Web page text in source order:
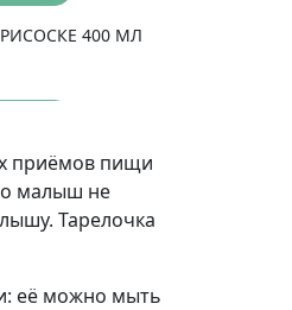
400 МЛ
приёмов пищи
малыш не
Тарелочка
её можно мыть